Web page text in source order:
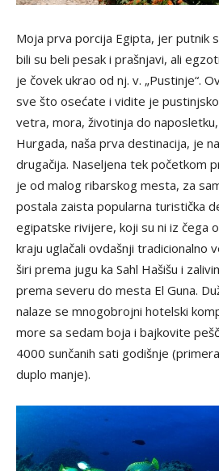
Moja prva porcija Egipta, jer putnik
bili su beli pesak i prašnjavi, ali
je čovek ukrao od nj. v. „Pustinje“.
sve što osećate i vidite je
vetra, mora, životinja do
Hurgada, naša prva destinacija, je
drugačija. Naseljena tek početkom
je od malog ribarskog mesta, za
postala zaista popularna turistička
egipatske rivijere, koji su ni iz čega
kraju uglačali ovdašnji tradicionalno
širi prema jugu ka Sahl Hašišu i
prema severu do mesta El Guna.
nalaze se mnogobrojni hotelski
more sa sedam boja i bajkovite
4000 sunčanih sati godišnje
duplo manje).